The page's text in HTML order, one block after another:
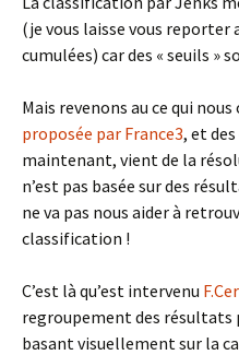
(je vous laisse vous reporter
cumulées) car des « seuils »
Mais revenons au ce qui
proposée par France3, et
maintenant, vient de la
n’est pas basée sur des
ne va pas nous aider à
classification !
C’est là qu’est intervenu
regroupement des résultats
basant visuellement sur la